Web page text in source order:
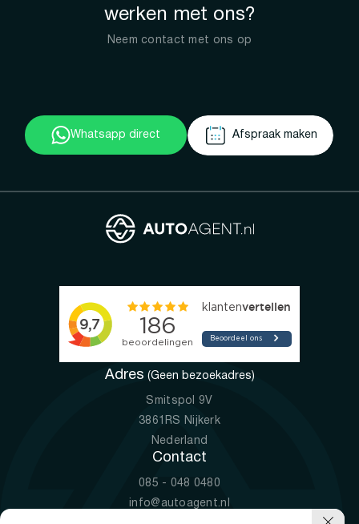
werken met ons?
Neem contact met ons op
Whatsapp direct Afspraak maken
Adres (Geen bezoekadres)
Smitspol 9V
3861RS Nijkerk
Nederland
Contact
085 - 048 0480
info@autoagent.nl